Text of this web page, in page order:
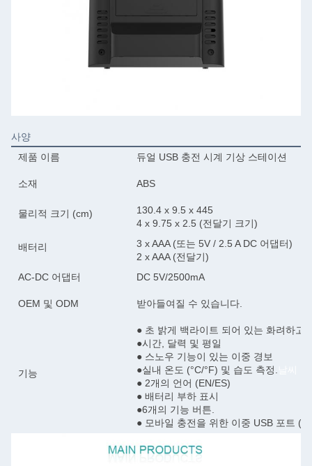
사양
제품 이름
듀얼 USB 충전 시계 기상 스테이션
소재 ABS
물리적 크기 (cm)
130.4 x 9.5 x 445
4 x 9.75 x 2.5 (전달기 크기)
배터리
3 x AAA (또는 5V / 2.5 A DC 어댑터)
2 x AAA (전달기)
AC-DC 어댑터
DC 5V/2500mA
OEM 및 ODM 받아들여질 수 있습니다.
기능
● 초 밝게 백라이트 되어 있는 화려하고
●시간, 달력 및 평일
● 스노우 기능이 있는 이중 경보
●실내 온도 (°C/°F) 및 습도 측정.
● 2개의 언어 (EN/ES)
● 배터리 부하 표시
●6개의 기능 버튼.
● 모바일 충전을 위한 이중 USB 포트 (